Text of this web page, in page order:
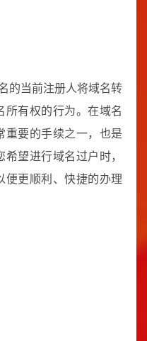
的当前注册人将域名转
所有权的行为。在域名
重要的手续之一，也是
望进行域名过户时，
便更顺利、快捷的办理